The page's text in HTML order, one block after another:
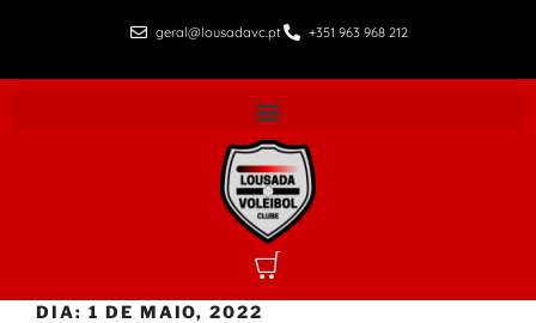
geral@lousadavc.pt +351 963 968 212
DIA: 1 DE MAIO, 2022